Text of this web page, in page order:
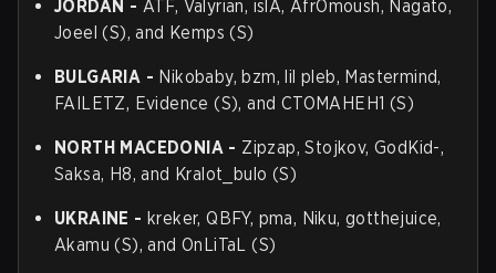
JORDAN - ATF, Valyrian, islA, AfrOmoush, Nagato,
Joeel (S), and Kemps (S)
BULGARIA - Nikobaby, bzm, lil pleb, Mastermind,
FAILETZ, Evidence (S), and CTOMAHEH1 (S)
NORTH MACEDONIA - Zipzap, Stojkov, GodKid-,
Saksa, H8, and Kralot_bulo (S)
UKRAINE -kreker, QBFY, pma, Niku, gotthejuice,
Akamu (S), and OnLiTaL (S)